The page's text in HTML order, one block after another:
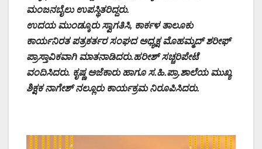
ಮಂಜನಬೈಲು ಉಪಸ್ಥಿತರಿದ್ದರು.
ಉದಯ ಮುಂಡ್ಕೂರು ಸ್ವಾಗತಿಸಿ, ಕಾರ್ಕಳ ತಾಲೂಕು
ಕಾರ್ಯನಿರತ ಪತ್ರಕರ್ತರ ಸಂಘದ ಅಧ್ಯಕ್ಷ ಮೊಹಮ್ಮದ್ ಶರೀಫ್
ಪ್ರಾಸ್ತಾವಿಕವಾಗಿ ಮಾತನಾಡಿದರು.ಹರೀಶ್ ಸಚ್ಚರಿಪೇಟೆ
ವಂದಿಸಿದರು. ಕೃಷ್ಣ ಅಜೆಕಾರು ಹಾಗೂ ಸ.ಹಿ.ಪ್ರಾ.ಶಾಲೆಯ ಮುಖ್ಯ
ಶಿಕ್ಷಕ ನಾಗೇಶ್ ನಲ್ಲೂರು ಕಾರ್ಯಕ್ರಮ ನಿರೂಪಿಸಿದರು.